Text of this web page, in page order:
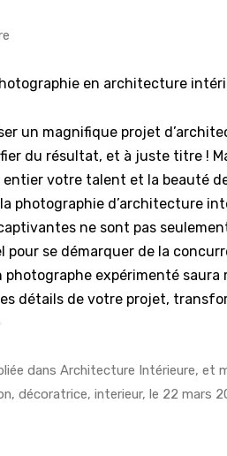
en architecture
un magnifique projet
fier du résultat, et à juste titre !
votre talent et la beauté
photographie d’architecture
ne sont pas
pour se démarquer de la
photographe expérimenté saura
détails de votre projet,
dansArchitecture Intérieure, et
,décoratrice,interieur, le 22 mars